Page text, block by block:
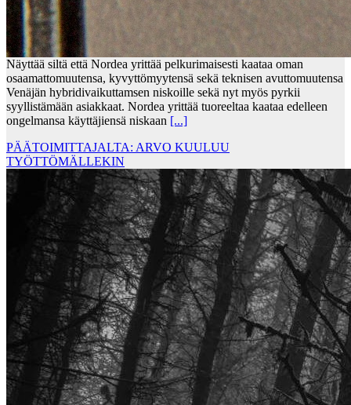
Näyttää siltä että Nordea yrittää pelkurimaisesti kaataa oman
osaamattomuutensa, kyvyttömyytensä sekä teknisen avuttomuutensa
Venäjän hybridivaikuttamsen niskoille sekä nyt myös pyrkii
syyllistämään asiakkaat. Nordea yrittää tuoreeltaa kaataa edelleen
ongelmansa käyttäjiensä niskaan [...]
PÄÄTOIMITTAJALTA: ARVO KUULUU
TYÖTTÖMÄLLEKIN